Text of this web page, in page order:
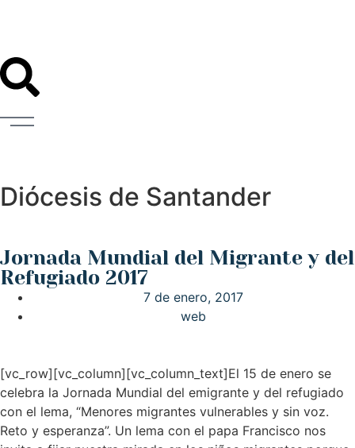
Diócesis de Santander
Jornada Mundial del Migrante y del
Refugiado 2017
7 de enero, 2017
web
[vc_row][vc_column][vc_column_text]El 15 de enero se
celebra la Jornada Mundial del emigrante y del refugiado
con el lema, “Menores migrantes vulnerables y sin voz.
Reto y esperanza”. Un lema con el papa Francisco nos